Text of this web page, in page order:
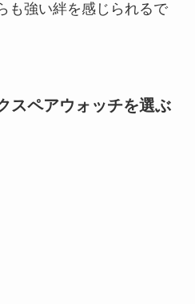
も強い絆を感じられるで
スペアウォッチを選ぶ